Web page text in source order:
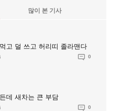
많이 본 기사
고 덜 쓰고 허리띠 졸라맨다
0
데 새차는 큰 부담
0